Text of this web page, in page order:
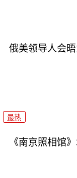
俄美领导人会
最热
《南京照相馆